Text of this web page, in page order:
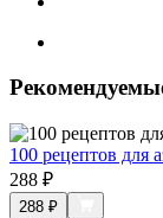
100 рецептов для
288 ₽
288 ₽